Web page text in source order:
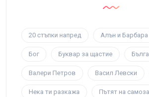
20 стъпки напред Алън и Барбара
Бог Буквар за щастие
Валери Петров Васил Левски
Нека ти разкажа Пътят на